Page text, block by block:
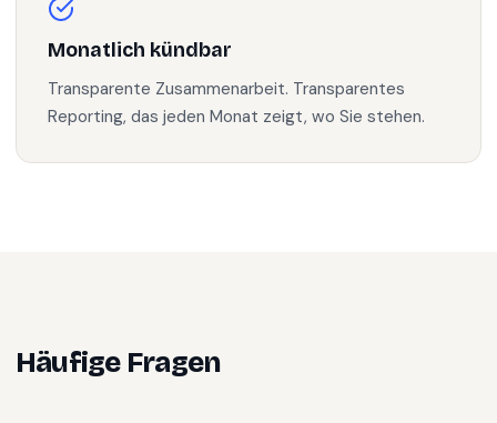
Monatlich kündbar
Transparente Zusammenarbeit. Transparentes
Reporting, das jeden Monat zeigt, wo Sie stehen.
Häufige Fragen